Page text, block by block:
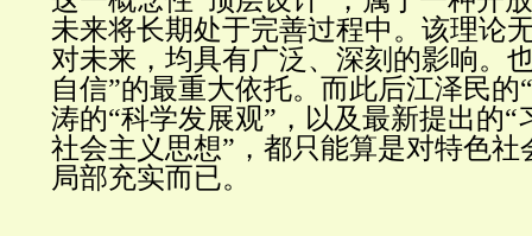
未来将长期处于完善过程中。该理论
对未来，均具有广泛、深刻的影响。
自信”的最重大依托。而此后江泽民的
涛的“科学发展观”，以及最新提出的“
社会主义思想”，都只能算是对特色社
局部充实而已。